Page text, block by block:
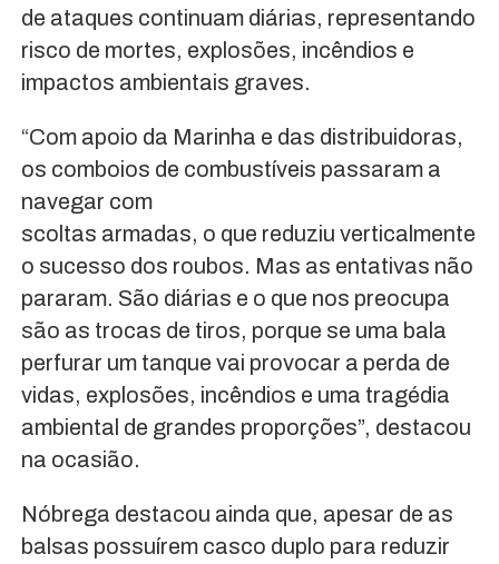
de ataques continuam diárias, representando
risco de mortes, explosões, incêndios e
impactos ambientais graves.
“Com apoio da Marinha e das distribuidoras,
os comboios de combustíveis passaram a
navegar com
scoltas armadas, o que reduziu verticalmente
o sucesso dos roubos. Mas as entativas não
pararam. São diárias e o que nos preocupa
são as trocas de tiros, porque se uma bala
perfurar um tanque vai provocar a perda de
vidas, explosões, incêndios e uma tragédia
ambiental de grandes proporções”, destacou
na ocasião.
Nóbrega destacou ainda que, apesar de as
balsas possuírem casco duplo para reduzir